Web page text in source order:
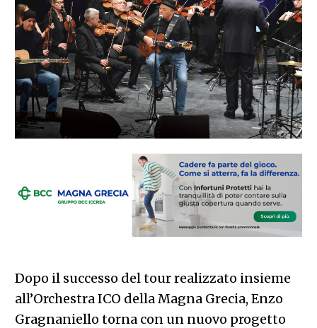
Dopo il successo del tour realizzato insieme
all’Orchestra ICO della Magna Grecia, Enzo
Gragnaniello torna con un nuovo progetto